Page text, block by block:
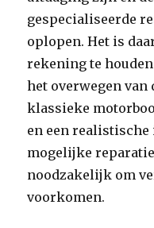
gespecialiseerde
oplopen. Het is
rekening te
het overwegen van
klassieke
en een
mogelijke
noodzakelijk om
voorkomen.